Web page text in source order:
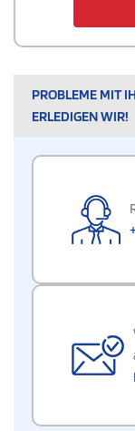
PROBLEME MIT
ERLEDIGEN WIR!